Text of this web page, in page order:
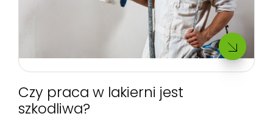
Czy praca w lakierni jest
szkodliwa?